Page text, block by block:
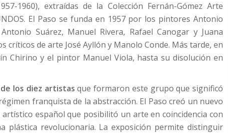
1960), extraídas de la Colección Fernán-Gómez Arte
El Paso se funda en 1957 por los pintores Antonio
Suárez, Manuel Rivera, Rafael Canogar y Juana
críticos de arte José Ayllón y Manolo Conde. Más tarde, en
Chirino y el pintor Manuel Viola, hasta su disolución en
los diez artistasque formaron este grupo que significó
franquista de la abstracción. El Paso creó un nuevo
español que posibilitó un arte en coincidencia con
plástica revolucionaria. La exposición permite distinguir